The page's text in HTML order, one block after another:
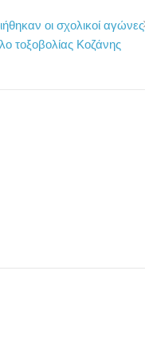
οι σχολικοί αγώνες
τοξοβολίας Κοζάνης